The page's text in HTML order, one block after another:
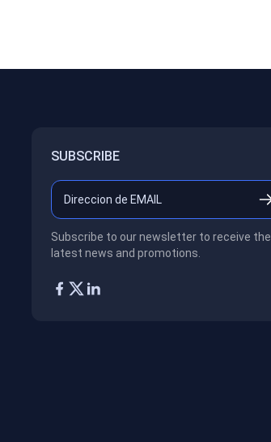
SUBSCRIBE
Subscribe to our newsletter to receive the
latest news and promotions.